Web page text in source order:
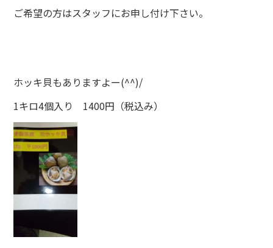
ご希望の方はスタッフにお申し付け下さい。
ホッキ貝もありますよー(^^)/
1キロ4個入り 1400円（税込み）